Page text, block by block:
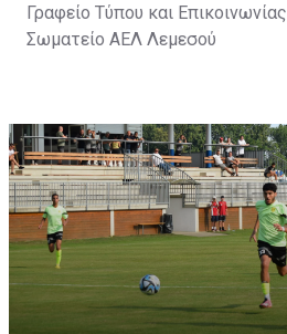
Γραφείο Τύπου και Επικοινωνίας
Σωματείο ΑΕΛ Λεμεσού